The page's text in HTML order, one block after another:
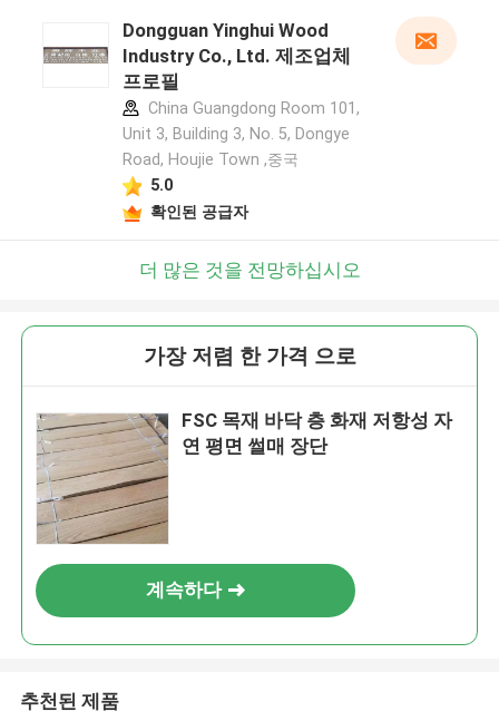
Dongguan Yinghui Wood
Industry Co., Ltd. 제조업체
프로필
China Guangdong Room 101,
Unit 3, Building 3, No. 5, Dongye
Road, Houjie Town ,중국
5.0
확인된 공급자
더 많은 것을 전망하십시오
가장 저렴 한 가격 으로
FSC 목재 바닥 층 화재 저항성 자
연 평면 썰매 장단
계속하다
추천된 제품